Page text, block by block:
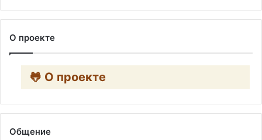
О проекте
🐸 О проекте
Общение